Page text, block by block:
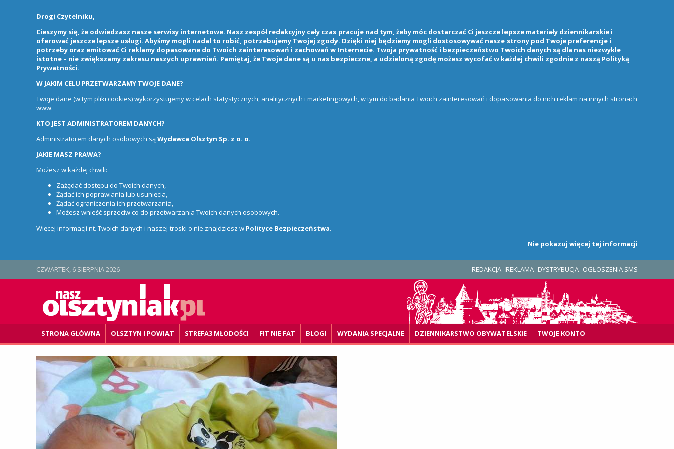
Drogi Czytelniku,
Cieszymy się, że odwiedzasz nasze serwisy internetowe. Nasz zespół redakcyjny cały czas pracuje nad tym, żeby móc dostarczać Ci jeszcze lepsze materiały dziennikarskie i
oferować jeszcze lepsze usługi. Abyśmy mogli nadal to robić, potrzebujemy Twojej zgody. Dzięki niej będziemy mogli dostosowywać nasze strony pod Twoje preferencje i
potrzeby oraz emitować Ci reklamy dopasowane do Twoich zainteresowań i zachowań w Internecie. Twoja prywatność i bezpieczeństwo Twoich danych są dla nas niezwykle
istotne – nie zwiększamy zakresu naszych uprawnień. Pamiętaj, że Twoje dane są u nas bezpieczne, a udzieloną zgodę możesz wycofać w każdej chwili zgodnie z naszą Polityką
Prywatności.
W JAKIM CELU PRZETWARZAMY TWOJE DANE?
Twoje dane (w tym pliki cookies) wykorzystujemy w celach statystycznych, analitycznych i marketingowych, w tym do badania Twoich zainteresowań i dopasowania do nich reklam na innych stronach
www.
KTO JEST ADMINISTRATOREM DANYCH?
Administratorem danych osobowych sąWydawca Olsztyn Sp. z o. o.
JAKIE MASZ PRAWA?
Możesz w każdej chwili:
Zażądać dostępu do Twoich danych,
Żądać ich poprawiania lub usunięcia,
Żądać ograniczenia ich przetwarzania,
Możesz wnieść sprzeciw co do przetwarzania Twoich danych osobowych.
Więcej informacji nt. Twoich danych i naszej troski o nie znajdziesz w Polityce Bezpieczeństwa.
Nie pokazuj więcej tej informacji
REDAKCJA REKLAMA DYSTRYBUCJA OGŁOSZENIA SMS
CZWARTEK, 6 SIERPNIA 2026
STRONA GŁÓWNA OLSZTYN I POWIAT STREFA3 MŁODOŚCI FIT NIE FAT BLOGI WYDANIA SPECJALNE DZIENNIKARSTWO OBYWATELSKIE TWOJE KONTO